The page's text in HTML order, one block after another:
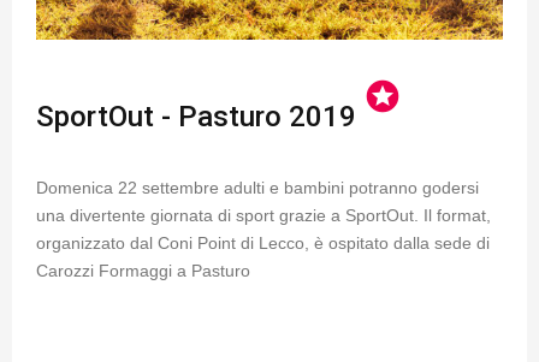
SportOut - Pasturo 2019
stars
Domenica 22 settembre adulti e bambini potranno godersi
una divertente giornata di sport grazie a SportOut. Il format,
organizzato dal Coni Point di Lecco, è ospitato dalla sede di
Carozzi Formaggi a Pasturo